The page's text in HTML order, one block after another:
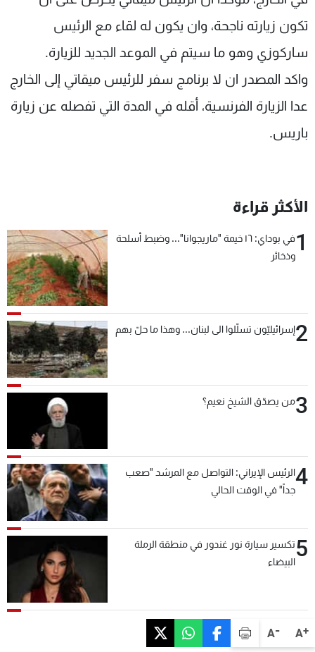
A+
A-
تكون زيارته ناجحة، وان يكون له لقاء مع الرئيس
ساركوزي وهو ما سيتم في الموعد الجديد للزيارة.
واكد المصدر ان لا برنامج سفر للرئيس ميقاتي إلى الخارج
عدا الزيارة الفرنسية، أقله في المدة التي تفصله عن زيارة
باريس.
الأكثر قراءة
1
في بوداي: ١٦ خيمة "ماريجوانا"... وضبط أسلحة
وذخائر
2إسرائيليّون تسلّلوا الى لبنان... وهذا ما حلّ بهم
3من يصدّق الشيخ نعيم؟
4الرئيس الإيراني: التواصل مع المرشد "صعب
جداً" في الوقت الحالي
5تكسير سيارة نور غندور في منطقة الرملة
البيضاء